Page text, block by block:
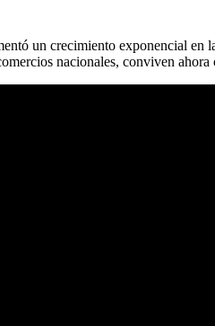
un crecimiento exponencial en
nacionales, conviven